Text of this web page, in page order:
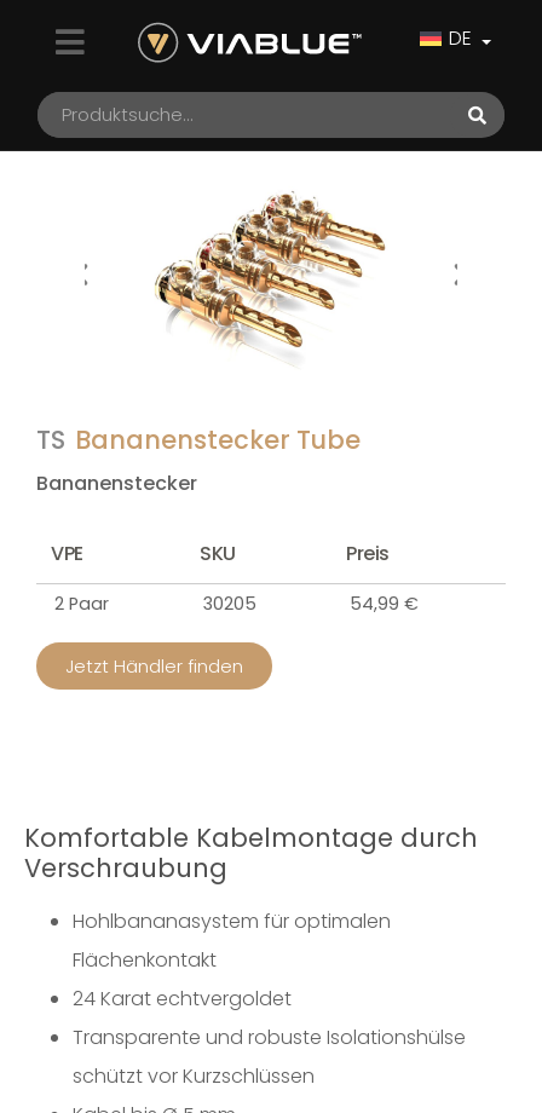
DE
TS Bananenstecker Tube
Bananenstecker
VPE SKU Preis
2 Paar 30205 54,99 €
Jetzt Händler finden
Komfortable Kabelmontage durch
Verschraubung
Hohlbananasystem für optimalen
Flächenkontakt
24 Karat echtvergoldet
Transparente und robuste Isolationshülse
schützt vor Kurzschlüssen